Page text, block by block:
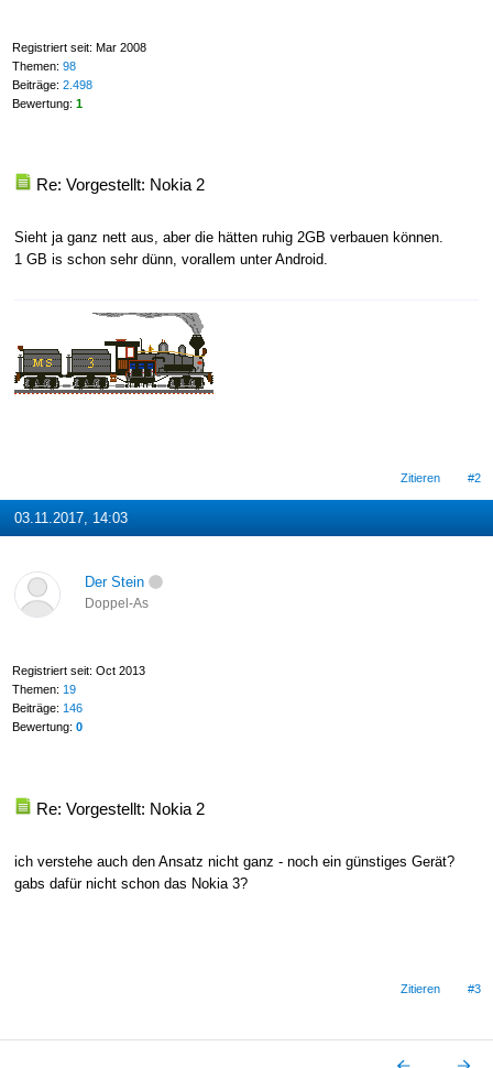
Registriert seit: Mar 2008
Themen: 98
Beiträge: 2.498
Bewertung: 1
Re: Vorgestellt: Nokia 2
Sieht ja ganz nett aus, aber die hätten ruhig 2GB verbauen können.
1 GB is schon sehr dünn, vorallem unter Android.
Zitieren #2
03.11.2017, 14:03
Der Stein
Doppel-As
Registriert seit: Oct 2013
Themen: 19
Beiträge: 146
Bewertung: 0
Re: Vorgestellt: Nokia 2
ich verstehe auch den Ansatz nicht ganz - noch ein günstiges Gerät?
gabs dafür nicht schon das Nokia 3?
Zitieren #3